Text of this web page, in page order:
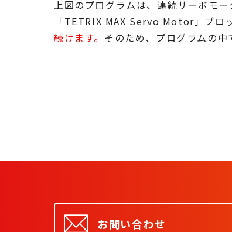
上図のプログラムは、連続サーボモ
「TETRIX MAX Servo Motor」ブロ
続けます。 そのため、プログラムの中
お問い合わせ